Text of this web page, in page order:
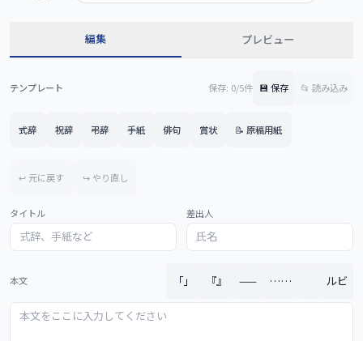
編集 プレビュー
テンプレート 保存: 0/5件 💾 保存 📂 読み込み
式辞 祝辞 弔辞 手紙 俳句 賞状 📝 原稿用紙
↩ 元に戻す ↪ やり直し
タイトル 差出人
本文 「」 『』 —— …… ルビ